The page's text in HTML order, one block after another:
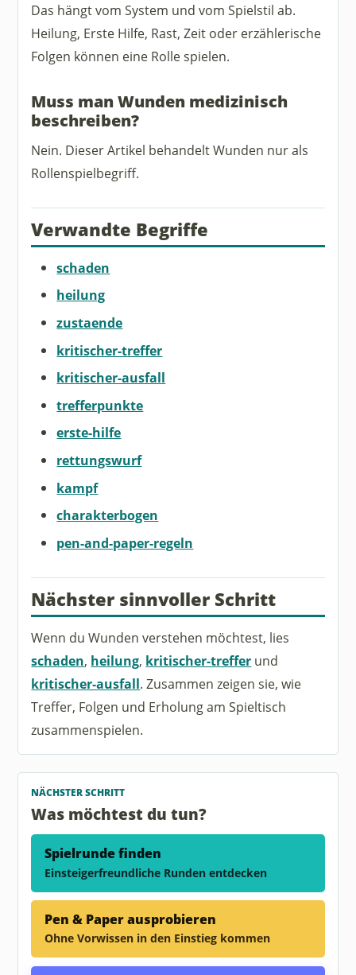
Das hängt vom System und vom Spielstil ab.
Heilung, Erste Hilfe, Rast, Zeit oder erzählerische
Folgen können eine Rolle spielen.
Muss man Wunden medizinisch
beschreiben?
Nein. Dieser Artikel behandelt Wunden nur als
Rollenspielbegriff.
Verwandte Begriffe
schaden
heilung
zustaende
kritischer-treffer
kritischer-ausfall
trefferpunkte
erste-hilfe
rettungswurf
kampf
charakterbogen
pen-and-paper-regeln
Nächster sinnvoller Schritt
Wenn du Wunden verstehen möchtest, lies
schaden, heilung, kritischer-treffer und
kritischer-ausfall. Zusammen zeigen sie, wie
Treffer, Folgen und Erholung am Spieltisch
zusammenspielen.
NÄCHSTER SCHRITT
Was möchtest du tun?
Spielrunde finden
Einsteigerfreundliche Runden entdecken
Pen & Paper ausprobieren
Ohne Vorwissen in den Einstieg kommen